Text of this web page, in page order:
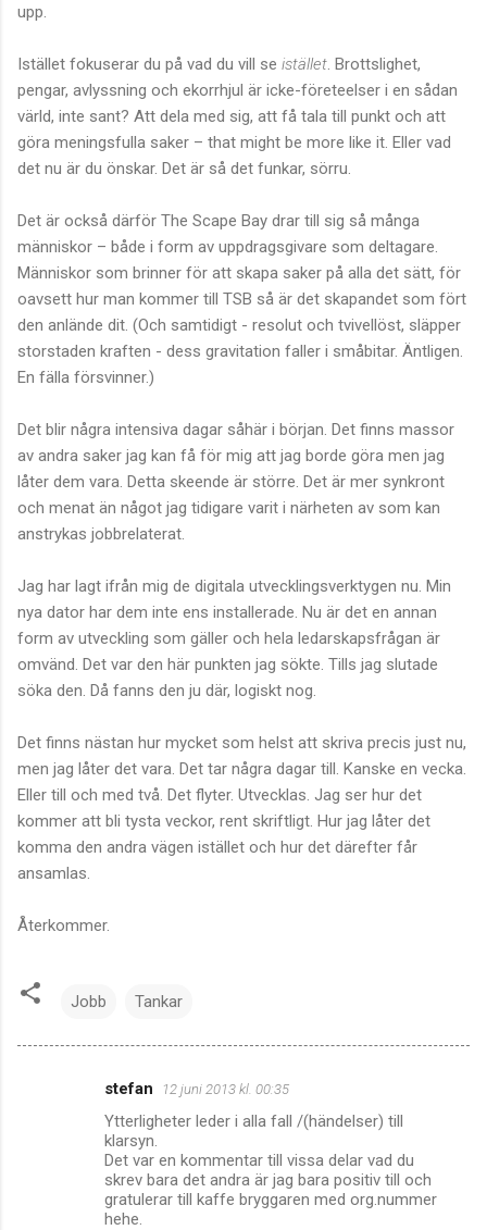
upp.
Istället fokuserar du på vad du vill se istället . Brottslighet,
pengar, avlyssning och ekorrhjul är icke-företeelser i en sådan
värld, inte sant? Att dela med sig, att få tala till punkt och att
göra meningsfulla saker – that might be more like it. Eller vad
det nu är du önskar. Det är så det funkar, sörru.
Det är också därför The Scape Bay drar till sig så många
människor – både i form av uppdragsgivare som deltagare.
Människor som brinner för att skapa saker på alla det sätt, för
oavsett hur man kommer till TSB så är det skapandet som fört
den anlände dit. (Och samtidigt - resolut och tvivellöst, släpper
storstaden kraften - dess gravitation faller i småbitar. Äntligen.
En fälla försvinner.)
Det blir några intensiva dagar såhär i början. Det finns massor
av andra saker jag kan få för mig att jag borde göra men jag
låter dem vara. Detta skeende är större. Det är mer synkront
och menat än något jag tidigare varit i närheten av som kan
anstrykas jobbrelaterat.
Jag har lagt ifrån mig de digitala utvecklingsverktygen nu. Min
nya dator har dem inte ens installerade. Nu är det en annan
form av utveckling som gäller och hela ledarskapsfrågan är
omvänd. Det var den här punkten jag sökte. Tills jag slutade
söka den. Då fanns den ju där, logiskt nog.
Det finns nästan hur mycket som helst att skriva precis just nu,
men jag låter det vara. Det tar några dagar till. Kanske en vecka.
Eller till och med två. Det flyter. Utvecklas. Jag ser hur det
kommer att bli tysta veckor, rent skriftligt. Hur jag låter det
komma den andra vägen istället och hur det därefter får
ansamlas.
Återkommer.
Jobb Tankar
stefan 12 juni 2013 kl. 00:35
Ytterligheter leder i alla fall /(händelser) till
klarsyn.
Det var en kommentar till vissa delar vad du
skrev bara det andra är jag bara positiv till och
gratulerar till kaffe bryggaren med org.nummer
hehe.